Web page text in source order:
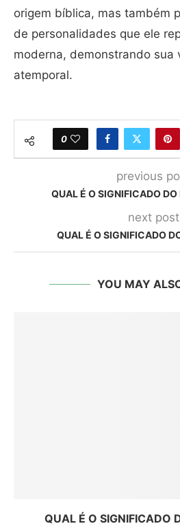
origem bíblica, mas também
de personalidades que ele
moderna, demonstrando sua
atemporal.
0
previous
QUAL É O SIGNIFICADO
next post
QUAL É O SIGNIFICADO
YOU MAY
QUAL É O SIGNIFICADO